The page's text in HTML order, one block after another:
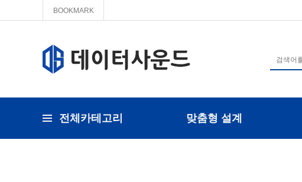
BOOKMARK
전체카테고리 맞춤형 설계